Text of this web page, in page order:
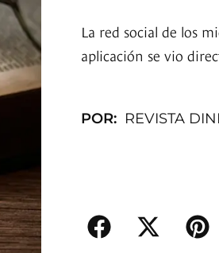
La red social de los
aplicación se vio
POR: REVISTA